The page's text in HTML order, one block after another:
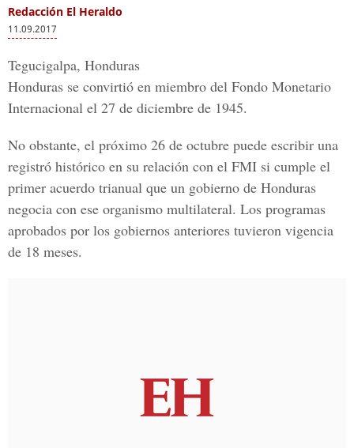
Redacción El Heraldo
11.09.2017
Tegucigalpa, Honduras
Honduras se convirtió en miembro del Fondo Monetario
Internacional el 27 de diciembre de 1945.
No obstante, el próximo 26 de octubre puede escribir una
registró histórico en su relación con el FMI si cumple el
primer acuerdo trianual que un gobierno de Honduras
negocia con ese organismo multilateral. Los programas
aprobados por los gobiernos anteriores tuvieron vigencia
de 18 meses.